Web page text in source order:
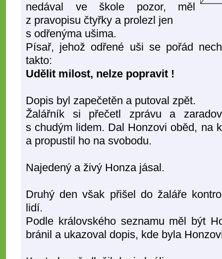
nedával ve škole pozor, měl
z pravopisu čtyřky a prolezl jen
s odřenýma ušima.
Písař, jehož odřené uši se pořád
takto:
Udělit milost, nelze popravit !
Dopis byl zapečetěn a putoval zpět.
Žalářník si přečetl zprávu a
s chudým lidem. Dal Honzovi oběd, na
a propustil ho na svobodu.
Najedený a živý Honza jásal.
Druhý den však přišel do žaláře
lidí.
Podle královského seznamu měl být
bránil a ukazoval dopis, kde byla